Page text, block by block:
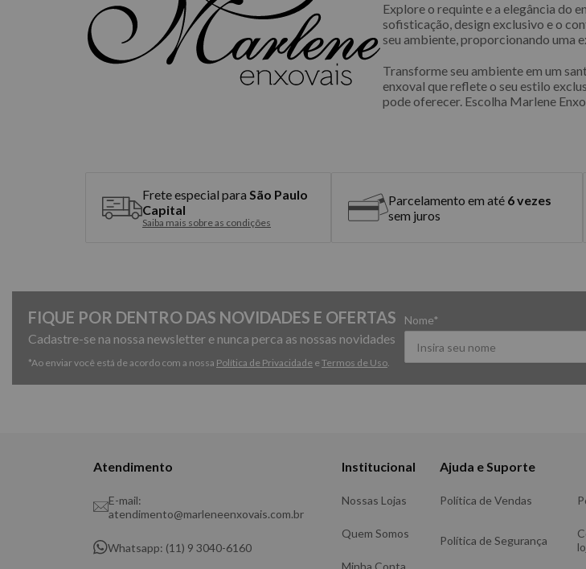
Explore o requinte e a elegância do
sofisticação, design exclusivo e o
seu ambiente, proporcionando uma
Transforme seu ambiente em um
enxoval que reflete o seu estilo
pode oferecer. Escolha Marlene
Frete especial para São Paulo
Capital
Saiba mais sobre as condições
Parcelamento em até 6 vezes
sem juros
FIQUE POR DENTRO DAS NOVIDADES E OFERTAS
Cadastre-se na nossa newsletter e nunca perca as nossas novidades
*Ao enviar você está de acordo com a nossa Política de Privacidade e Termos de Uso.
Nome*
Atendimento
E-mail:
atendimento@marleneenxovais.com.br
Whatsapp: (11) 9 3040-6160
Institucional
Nossas Lojas
Quem Somos
Ajuda e Suporte
Política de Vendas
Política de Segurança